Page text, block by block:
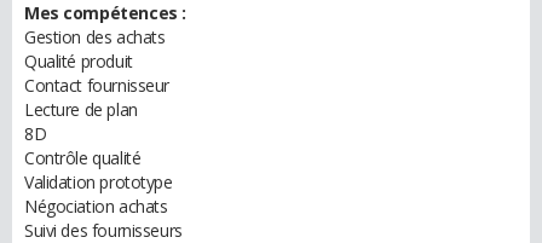
Mes compétences :
Gestion des achats
Qualité produit
Contact fournisseur
Lecture de plan
8D
Contrôle qualité
Validation prototype
Négociation achats
Suivi des fournisseurs